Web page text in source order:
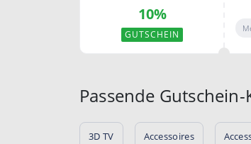
10%
GUTSCHEIN
Passende
3D TV Accessoires